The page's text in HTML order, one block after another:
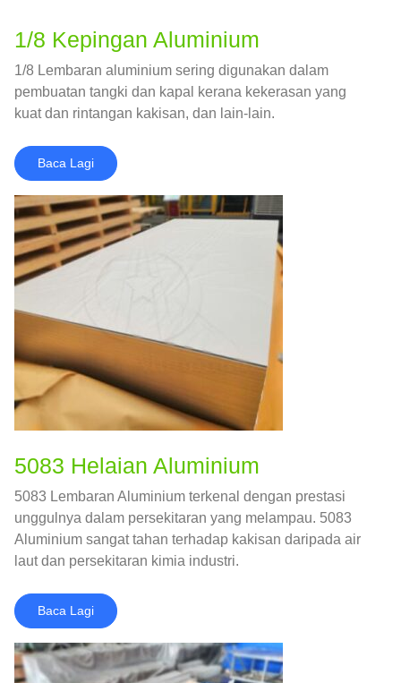
1/8 Kepingan Aluminium
1/8 Lembaran aluminium sering digunakan dalam
pembuatan tangki dan kapal kerana kekerasan yang
kuat dan rintangan kakisan, dan lain-lain.
Baca Lagi
5083 Helaian Aluminium
5083 Lembaran Aluminium terkenal dengan prestasi
unggulnya dalam persekitaran yang melampau. 5083
Aluminium sangat tahan terhadap kakisan daripada air
laut dan persekitaran kimia industri.
Baca Lagi